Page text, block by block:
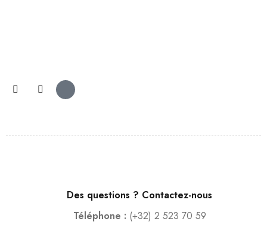
Des questions ? Contactez-nous
Téléphone : (+32) 2 523 70 59